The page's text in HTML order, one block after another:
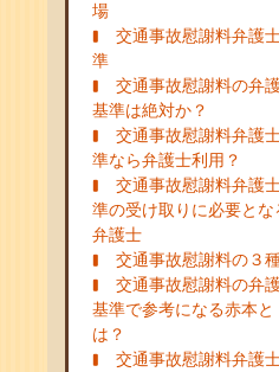
場
交通事故慰謝料弁護
準
交通事故慰謝料の弁
基準は絶対か？
交通事故慰謝料弁護
準なら弁護士利用？
交通事故慰謝料弁護
準の受け取りに必要とな
弁護士
交通事故慰謝料の３
交通事故慰謝料の弁
基準で参考になる赤本と
は？
交通事故慰謝料弁護